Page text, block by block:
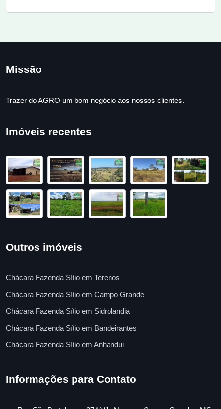
Missão
Trazer do AGRO um bom negócio aos nossos clientes.
Imóveis recentes
Outros imóveis
Chácara Fazenda Sítio em Terenos
Chácara Fazenda Sítio em Campo Grande
Chácara Fazenda Sítio em Sidrolandia
Chácara Fazenda Sítio em Bandeirantes
Chácara Fazenda Sítio em Anhandui
Informações para Contato